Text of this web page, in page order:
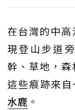
在台灣的中
現登山步道
幹、草地，
這些痕跡來
水鹿 。